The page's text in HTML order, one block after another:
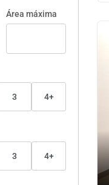
Área máxima
3 4+
3 4+